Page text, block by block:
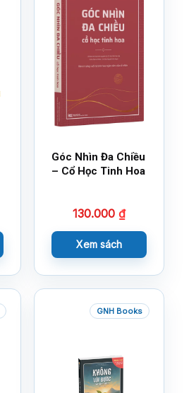
Góc Nhìn Đa Chiều
– Cổ Học Tinh Hoa
130.000 ₫
Xem sách
GNH Books